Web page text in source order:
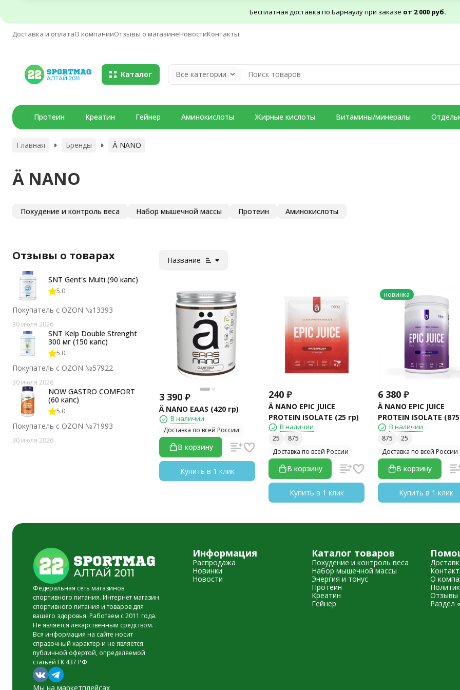
Бесплатная доставка по Барнаулу при заказе от 2 000 руб.
Доставка и оплатаО компанииОтзывы о магазинеНовостиКонтакты
Каталог Все категории
Протеин Креатин Гейнер Аминокислоты Жирные кислоты Витамины/минералы
Главная Бренды Ä NANO
Ä NANO
Похудение и контроль веса Набор мышечной массы Протеин Аминокислоты
Название
3 390 ₽
Ä NANO EAAS (420 гр)
В наличии
Доставка по всей России
В корзину
Купить в 1 клик
240 ₽
Ä NANO EPIC JUICE
PROTEIN ISOLATE (25 гр)
В наличии
25
875
Доставка по всей России
В корзину
Купить в 1 клик
новинка
6 380 ₽
Ä NANO EPIC JUICE
PROTEIN ISOLATE
В наличии
875
25
Доставка по всей России
В корзину
Купить в 1 клик
Отзывы о товарах
SNT Gent's Multi (90 капс)
5.0
Покупатель с OZON №13393
30 июля 2026
SNT Kelp Double Strenght
300 мг (150 капс)
5.0
Покупатель с OZON №57922
30 июля 2026
NOW GASTRO COMFORT
(60 капс)
5.0
Покупатель с OZON №71993
30 июля 2026
Федеральная сеть магазинов
спортивного питания. Интернет магазин
спортивного питания и товаров для
вашего здоровья. Работаем с 2011 года.
Не является лекарственным средством.
Вся информация на сайте носит
справочный характер и не является
публичной офертой, определяемой
статьёй ГК 437 РФ
Мы на маркетплейсах
Информация
Распродажа
Новинки
Новости
Каталог товаров
Похудение и контроль веса
Набор мышечной массы
Энергия и тонус
Протеин
Креатин
Гейнер
О
Отзывы
Раздел